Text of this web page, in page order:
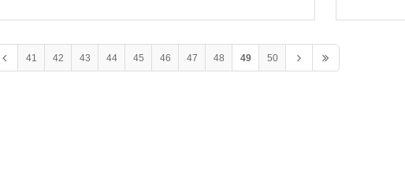
41 42 43 44 45 46 47 48 49 50